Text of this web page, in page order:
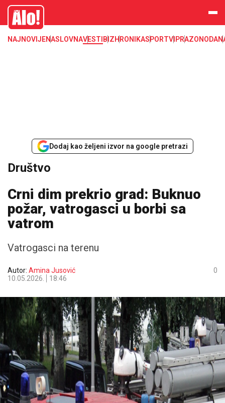
Društvo, društvene teme
Alo
NAJNOVIJENASLOVNAVESTI BIZHRONIKASPORTVIPRAZONODA
Dodaj kao željeni izvor na google pretrazi
Društvo
Crni dim prekrio grad: Buknuo
požar, vatrogasci u borbi sa
vatrom
Vatrogasci na terenu
Autor: Amina Jusović
10.05.2026.
18:46
0